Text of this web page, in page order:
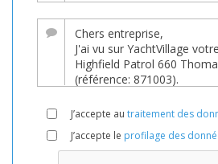
J’accepte au traitement des
J’accepte le profilage des